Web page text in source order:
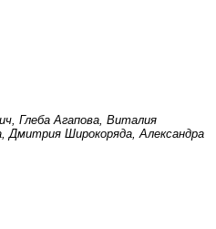
Глеба Агапова, Виталия
Дмитрия Широкоряда, Александра